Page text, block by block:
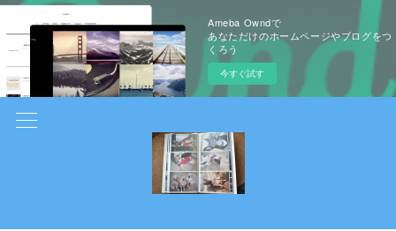
Ameba Owndで
あなただけのホームページやブログをつ
くろう
今すぐ試す